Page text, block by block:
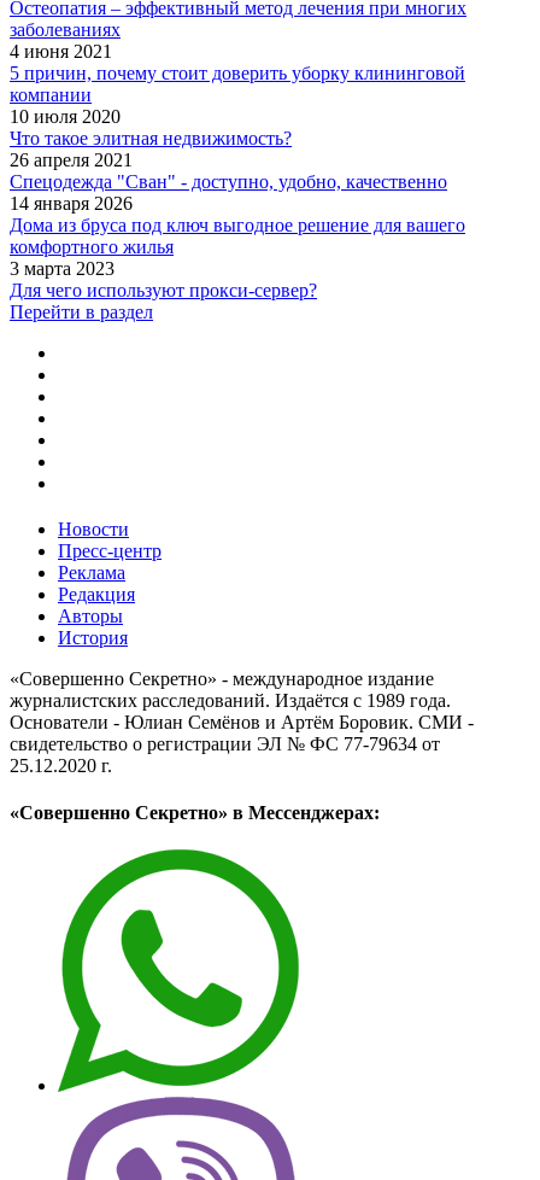
Остеопатия – эффективный метод лечения при многих
заболеваниях
4 июня 2021
5 причин, почему стоит доверить уборку клининговой
компании
10 июля 2020
Что такое элитная недвижимость?
26 апреля 2021
Спецодежда "Сван" - доступно, удобно, качественно
14 января 2026
Дома из бруса под ключ выгодное решение для вашего
комфортного жилья
3 марта 2023
Для чего используют прокси-сервер?
Перейти в раздел
Новости
Пресс-центр
Реклама
Редакция
Авторы
История
«Совершенно Секретно» - международное издание
журналистских расследований. Издаётся с 1989 года.
Основатели - Юлиан Семёнов и Артём Боровик. CМИ -
свидетельство о регистрации ЭЛ № ФС 77-79634 от
25.12.2020 г.
«Совершенно Секретно» в Мессенджерах: